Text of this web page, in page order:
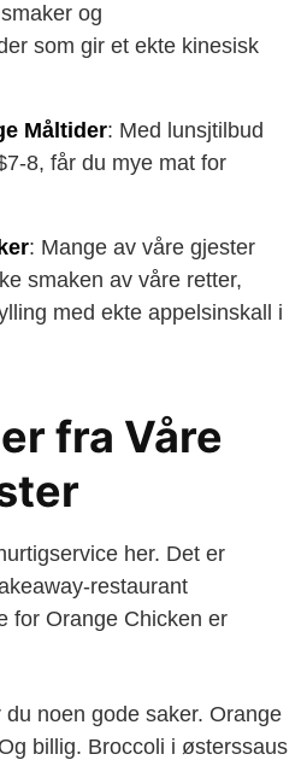
og
som gir et ekte kinesisk
Måltider: Med lunsjtilbud
8, får du mye mat for
: Mange av våre gjester
smaken av våre retter,
med ekte appelsinskall i
fra Våre
her. Det er
restaurant
for Orange Chicken er
du noen gode saker. Orange
billig. Broccoli i østerssaus